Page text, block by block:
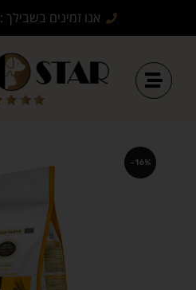
אנו זמינים בשבילך : 052-566-6287
-16%